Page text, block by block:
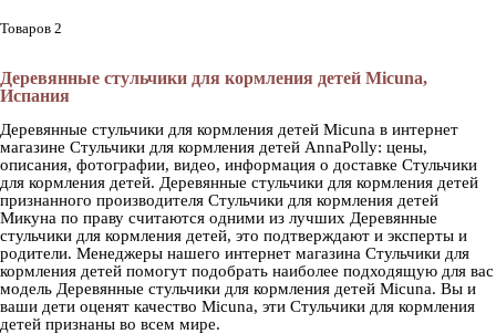
Товаров 2
Деревянные стульчики для кормления детей Micuna,
Испания
Деревянные стульчики для кормления детей Micuna в интернет
магазине Стульчики для кормления детей AnnaPolly: цены,
описания, фотографии, видео, информация о доставке Стульчики
для кормления детей. Деревянные стульчики для кормления детей
признанного производителя Стульчики для кормления детей
Микуна по праву считаются одними из лучших Деревянные
стульчики для кормления детей, это подтверждают и эксперты и
родители. Менеджеры нашего интернет магазина Стульчики для
кормления детей помогут подобрать наиболее подходящую для вас
модель Деревянные стульчики для кормления детей Micuna. Вы и
ваши дети оценят качество Micuna, эти Стульчики для кормления
детей признаны во всем мире.